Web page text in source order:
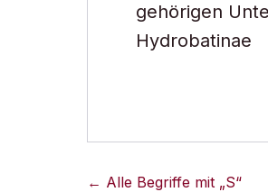
gehörigen
Hydrobatinae
← Alle Begriffe mit „S“